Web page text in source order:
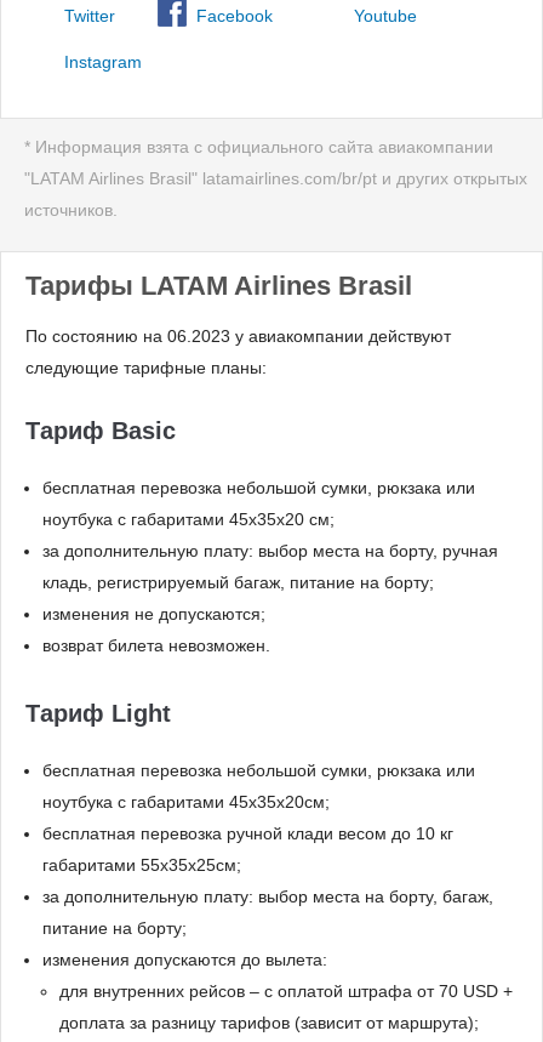
Twitter Facebook Youtube
Instagram
* Информация взята с официального сайта авиакомпании
"LATAM Airlines Brasil" latamairlines.com/br/pt и других открытых
источников.
Тарифы LATAM Airlines Brasil
По состоянию на 06.2023 у авиакомпании действуют
следующие тарифные планы:
Тариф Basic
бесплатная перевозка небольшой сумки, рюкзака или
ноутбука с габаритами 45x35х20 см;
за дополнительную плату: выбор места на борту, ручная
кладь, регистрируемый багаж, питание на борту;
изменения не допускаются;
возврат билета невозможен.
Тариф Light
бесплатная перевозка небольшой сумки, рюкзака или
ноутбука с габаритами 45x35х20см;
бесплатная перевозка ручной клади весом до 10 кг
габаритами 55x35x25см;
за дополнительную плату: выбор места на борту, багаж,
питание на борту;
изменения допускаются до вылета:
для внутренних рейсов – с оплатой штрафа от 70 USD +
доплата за разницу тарифов (зависит от маршрута);